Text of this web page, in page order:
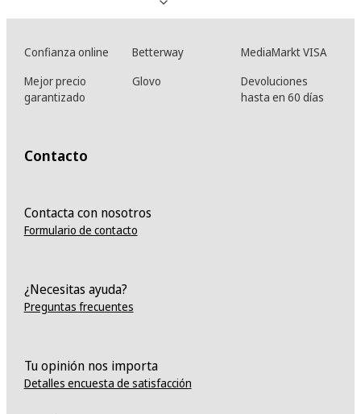
Confianza online Betterway
MediaMarkt VISA
Mejor precio
garantizado
Glovo
Devoluciones
hasta en 60 días
Contacto
Contacta con nosotros
Formulario de contacto
¿Necesitas ayuda?
Preguntas frecuentes
Tu opinión nos importa
Detalles encuesta de satisfacción